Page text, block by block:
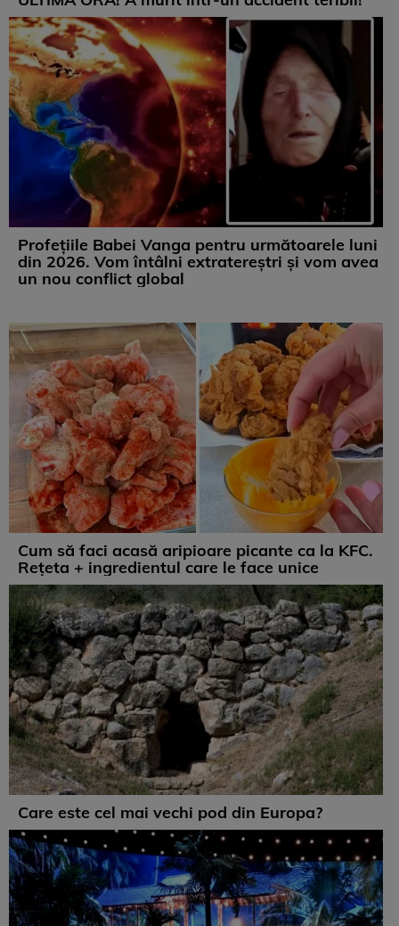
Profețiile Babei Vanga pentru următoarele luni
din 2026. Vom întâlni extratereștri și vom avea
un nou conflict global
Cum să faci acasă aripioare picante ca la KFC.
Rețeta + ingredientul care le face unice
Care este cel mai vechi pod din Europa?